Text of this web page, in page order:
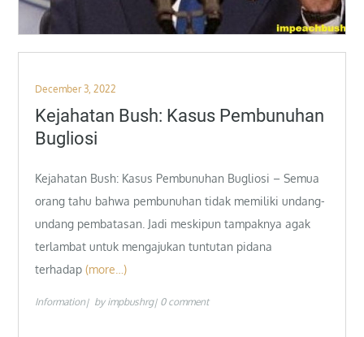
Posted
on
December 3, 2022
Kejahatan Bush: Kasus Pembunuhan
Bugliosi
Kejahatan Bush: Kasus Pembunuhan Bugliosi – Semua
orang tahu bahwa pembunuhan tidak memiliki undang-
undang pembatasan. Jadi meskipun tampaknya agak
terlambat untuk mengajukan tuntutan pidana
terhadap (more…)
Information by impbushrg 0 comment